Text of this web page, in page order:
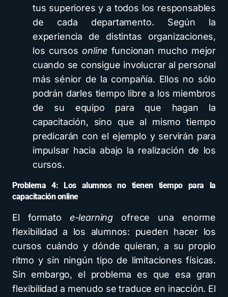
tus superiores y a todos los responsables
de cada departamento. Según la
experiencia de distintas organizaciones,
los cursosonline funcionan mucho mejor
cuando se consigue involucrar al personal
más sénior de la compañía. Ellos no sólo
podrán darles tiempo libre a los miembros
de su equipo para que hagan la
capacitación, sino que al mismo tiempo
predicarán con el ejemplo y servirán para
impulsar hacia abajo la realización de los
cursos.
Problema 4: Los alumnos no tienen tiempo para la
capacitación online
El formato e-learning ofrece una enorme
flexibilidad a los alumnos: pueden hacer los
cursos cuándo y dónde quieran, a su propio
ritmo y sin ningún tipo de limitaciones físicas.
Sin embargo, el problema es que esa gran
flexibilidad a menudo se traduce en inacción. El